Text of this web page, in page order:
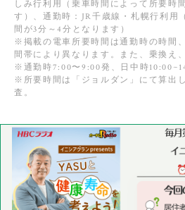
しみ行利用（乗車時間によって所要時
す）、通勤時：JR千歳線・札幌行利用
間が3分～4分となります）
※掲載の電車所要時間は通勤時の時間
間帯により異なります。また、乗換え
※通勤時7:00〜9:00発、日中時
※所要時間は「ジョルダン」にて算出
査。